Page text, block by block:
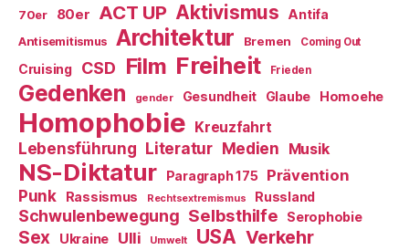
70er 80er ACT UP Aktivismus Antifa
Antisemitismus Architektur Bremen Coming Out
Cruising CSD Film Freiheit Frieden
Gedenken gender Gesundheit Glaube Homoehe
Homophobie Kreuzfahrt
Lebensführung Literatur Medien Musik
NS-Diktatur Paragraph 175
Prävention
Punk
Rassismus Rechtsextremismus Russland
Schwulenbewegung Selbsthilfe Serophobie
Sex Ukraine Ulli Umwelt USA Verkehr